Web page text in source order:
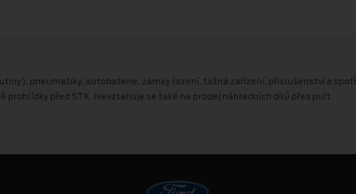
pneumatiky, autobaterie, zámky řazení, tažná zařízení, příslušenství a
před STK. Nevztahuje se také na prodej náhradních dílů přes pult.